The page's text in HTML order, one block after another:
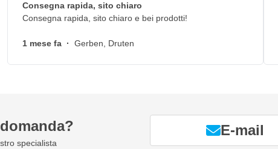
Consegna rapida, sito chiaro
Consegna rapida, sito chiaro e bei prodotti!
1 mese fa · Gerben, Druten
specialista
E-mail